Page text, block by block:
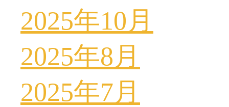
2025年10月
2025年8月
2025年7月